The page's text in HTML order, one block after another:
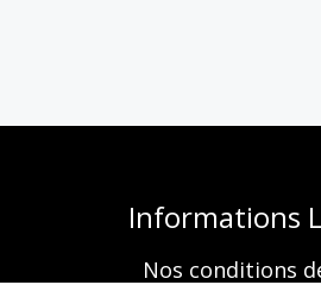
Informations
Nos conditions